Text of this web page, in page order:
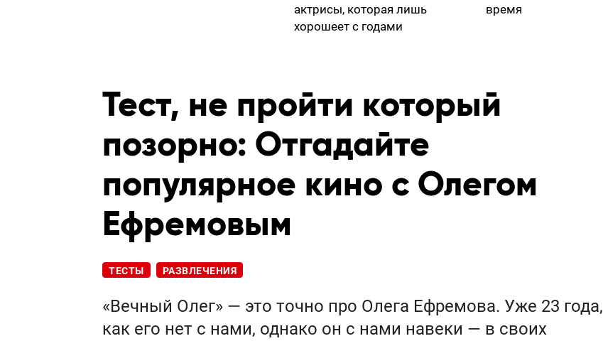
актрисы, которая лишь
хорошеет с годами
время
Тест, не пройти который
позорно: Отгадайте
популярное кино с Олегом
Ефремовым
ТЕСТЫ РАЗВЛЕЧЕНИЯ
«Вечный Олег» — это точно про Олега Ефремова. Уже 23 года,
как его нет с нами, однако он с нами навеки — в своих